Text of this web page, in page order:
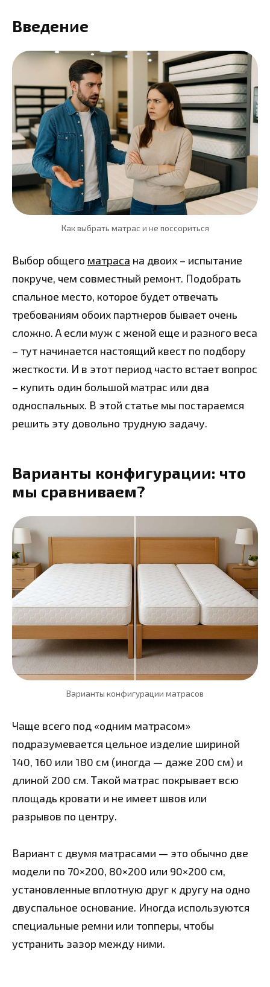
Введение
Как выбрать матрас и не поссориться
Выбор общего матраса на двоих – испытание
покруче, чем совместный ремонт. Подобрать
спальное место, которое будет отвечать
требованиям обоих партнеров бывает очень
сложно. А если муж с женой еще и разного веса
– тут начинается настоящий квест по подбору
жесткости. И в этот период часто встает вопрос
– купить один большой матрас или два
односпальных. В этой статье мы постараемся
решить эту довольно трудную задачу.
Варианты конфигурации: что
мы сравниваем?
Варианты конфигурации матрасов
Чаще всего под «одним матрасом»
подразумевается цельное изделие шириной
140, 160 или 180 см (иногда — даже 200 см) и
длиной 200 см. Такой матрас покрывает всю
площадь кровати и не имеет швов или
разрывов по центру.
Вариант с двумя матрасами — это обычно две
модели по 70×200, 80×200 или 90×200 см,
установленные вплотную друг к другу на одно
двуспальное основание. Иногда используются
специальные ремни или топперы, чтобы
устранить зазор между ними.